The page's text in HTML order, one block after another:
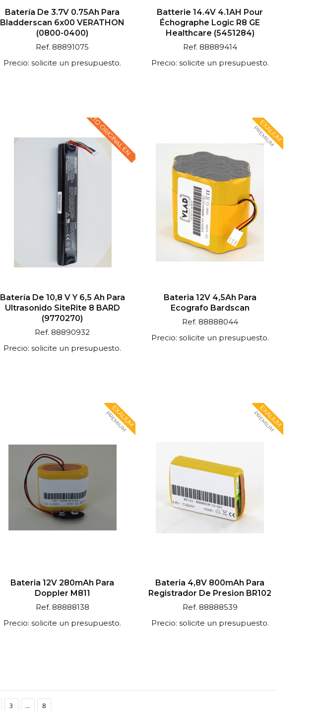
Batería De 3.7V 0.75Ah Para
Bladderscan 6x00 VERATHON
(0800-0400)
Ref. 88891075
Precio: solicite un presupuesto.
Batterie 14.4V 4.1AH Pour
Échographe Logic R8 GE
Healthcare (5451284)
Ref. 88889414
Precio: solicite un presupuesto.
TEXTO ORIGINAL EN
Batería De 10,8 V Y 6,5 Ah Para
Ultrasonido SiteRite 8 BARD
(9770270)
Ref. 88890932
Precio: solicite un presupuesto.
EXALIUM
PREMIUM
Bateria 12V 4,5Ah Para
Ecografo Bardscan
Ref. 88888044
Precio: solicite un presupuesto.
EXALIUM
PREMIUM
Bateria 12V 280mAh Para
Doppler M811
Ref. 88888138
Precio: solicite un presupuesto.
EXALIUM
PREMIUM
Bateria 4,8V 800mAh Para
Registrador De Presion BR102
Ref. 88888539
Precio: solicite un presupuesto.
3 ... 8